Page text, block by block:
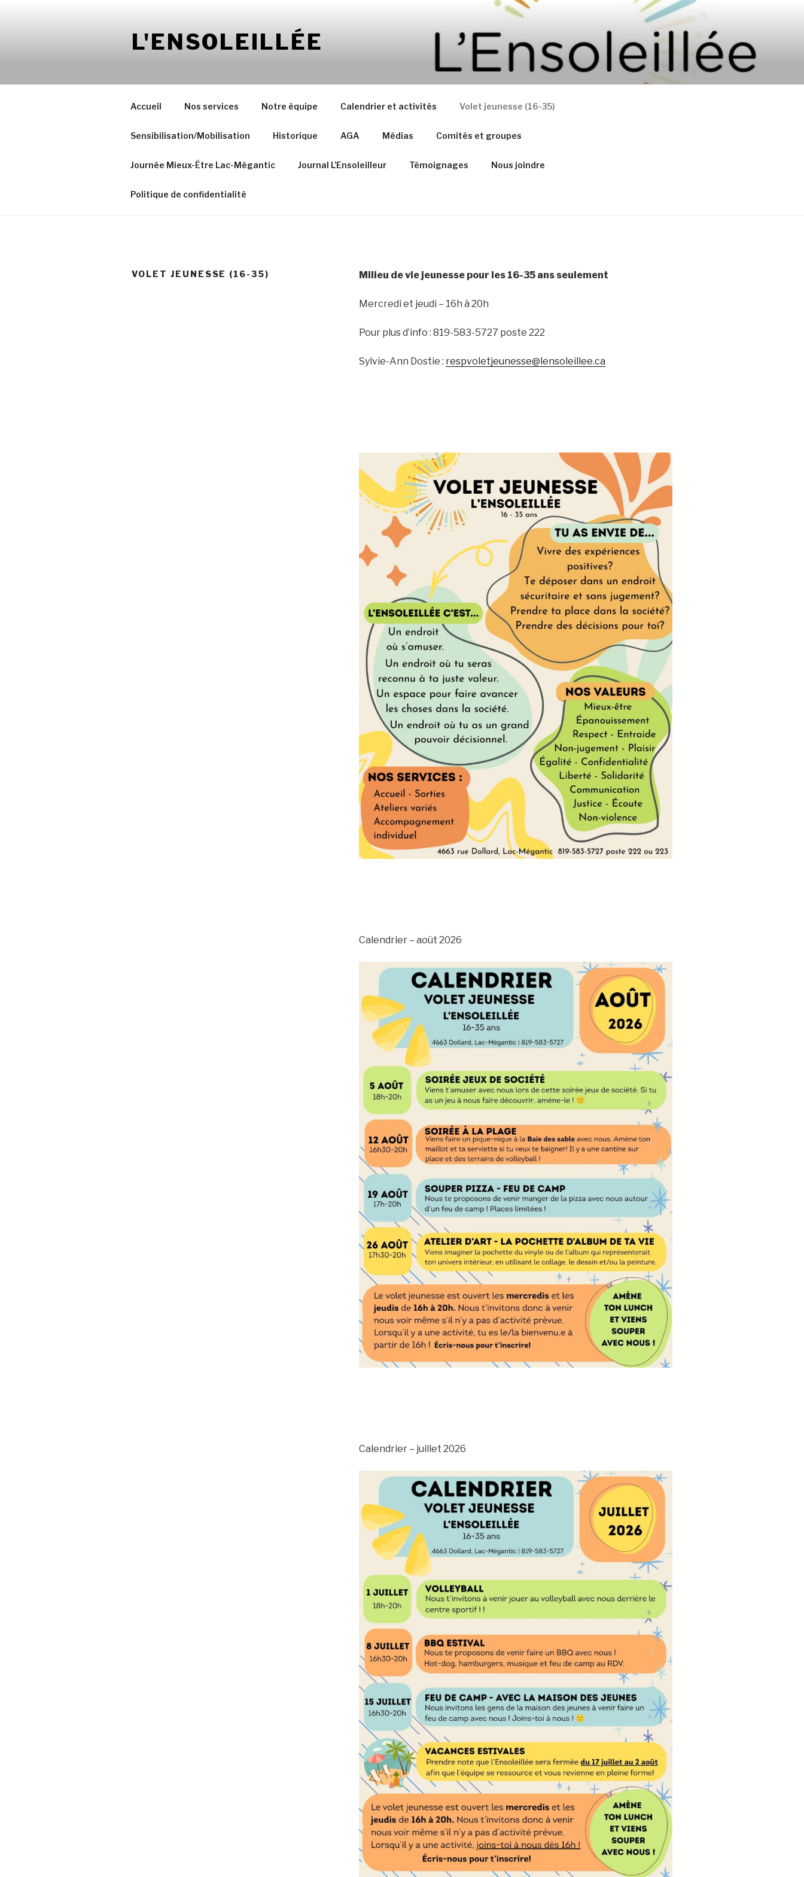
L'ENSOLEILLÉE
Accueil Nos services Notre équipe Calendrier et activités Volet jeunesse (16-35)
Sensibilisation/Mobilisation Historique AGA Médias Comités et groupes
Journée Mieux-Être Lac-Mégantic Journal L’Ensoleilleur Témoignages Nous joindre
Politique de confidentialité
VOLET JEUNESSE (16-35) Milieu de vie jeunesse pour les 16-35 ansseulement
Mercredi et jeudi – 16h à 20h
Pour plus d’info : 819-583-5727 poste 222
Sylvie-Ann Dostie : respvoletjeunesse@lensoleillee.ca
Calendrier – août 2026
Calendrier – juillet 2026